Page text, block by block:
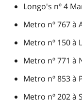
Longo's nº 4
Metro nº 767 à
Metro nº 150 à
Metro nº 771 à
Metro nº 853 à
Metro nº 202 à